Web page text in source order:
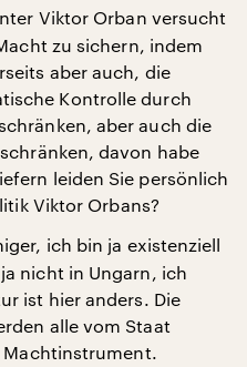
Viktor Orban versucht
zu sichern, indem
aber auch, die
Kontrolle durch
aber auch die
davon habe
leiden Sie persönlich
Viktor Orbans?
ich bin ja existenziell
nicht in Ungarn, ich
ist hier anders. Die
alle vom Staat